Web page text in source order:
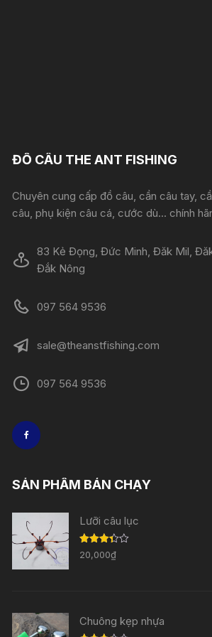
ĐỒ CÂU THE ANT FISHING
Chuyên cung cấp đồ câu, cần câu tay,
câu, phụ kiện câu cá, cước dù... chính
83 Kẻ Đọng, Đức Minh, Đăk Mil,
Đắk Nông
097 564 9536
sale@theanstfishing.com
097 564 9536
SẢN PHẨM BÁN CHẠY
Lưỡi câu lục
Được
xếp
20,000₫
Chuông kẹp nhựa